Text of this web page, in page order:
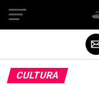
CULTURA